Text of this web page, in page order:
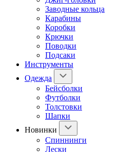
Заводные кольца
Карабины
Коробки
Крючки
Поводки
Подсаки
Инструменты
Одежда
Бейсболки
Футболки
Толстовки
Шапки
Новинки
Спиннинги
Лески